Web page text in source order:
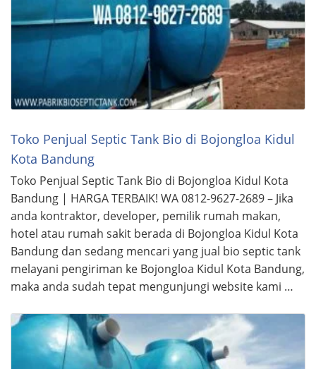
Toko Penjual Septic Tank Bio di Bojongloa Kidul
Kota Bandung
Toko Penjual Septic Tank Bio di Bojongloa Kidul Kota
Bandung | HARGA TERBAIK! WA 0812-9627-2689 – Jika
anda kontraktor, developer, pemilik rumah makan,
hotel atau rumah sakit berada di Bojongloa Kidul Kota
Bandung dan sedang mencari yang jual bio septic tank
melayani pengiriman ke Bojongloa Kidul Kota Bandung,
maka anda sudah tepat mengunjungi website kami …